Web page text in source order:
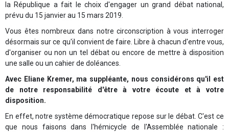
la République a fait le choix d'engager un grand débat national,
prévu du 15 janvier au 15 mars 2019.
Vous êtes nombreux dans notre circonscription à vous interroger
désormais sur ce qu'il convient de faire. Libre à chacun d'entre vous,
d'organiser ou non un tel débat ou encore de mettre à disposition
une salle ou un cahier de doléances.
Avec Eliane Kremer, ma suppléante, nous considérons qu'il est
de notre responsabilité d'être à votre écoute et à votre
disposition.
En effet, notre système démocratique repose sur le débat. C'est ce
que nous faisons dans l'hémicycle de l'Assemblée nationale :